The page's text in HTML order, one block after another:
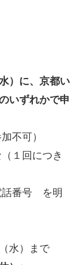
）に、京都い
いずれかで申
不可）
１回につき
話番号 を明
水）まで